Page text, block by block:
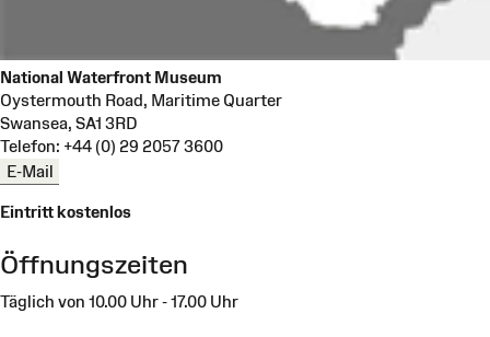
National Waterfront Museum
Oystermouth Road, Maritime Quarter
Swansea, SA1 3RD
Telefon: +44 (0) 29 2057 3600
E-Mail
Eintritt kostenlos
Öffnungszeiten
Täglich von 10.00 Uhr - 17.00 Uhr